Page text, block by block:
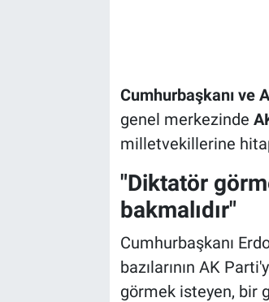
Cumhurbaşkanı ve
genel merkezinde
milletvekillerine
"Diktatör
bakmalıdır"
Cumhurbaşkanı
bazılarının AK
görmek isteyen, bir